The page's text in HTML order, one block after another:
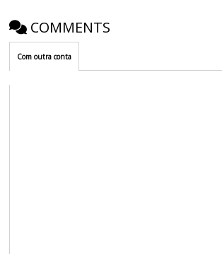
COMMENTS
Com outra conta